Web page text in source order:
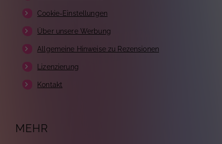
Cookie-Einstellungen
Über unsere Werbung
Allgemeine Hinweise zu Rezensionen
Lizenzierung
Kontakt
MEHR